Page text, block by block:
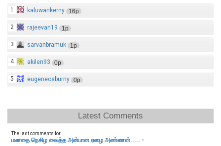
1 kaluwankerny 16p
2 rajeevan19 1p
3 sarvanbramuk 1p
4 akilen93 0p
5 eugeneosburny 0p
Latest Comments
The last comments for
மனதை நெகிழ வைத்த அன்பான ஏழை அண்ணன்..... -